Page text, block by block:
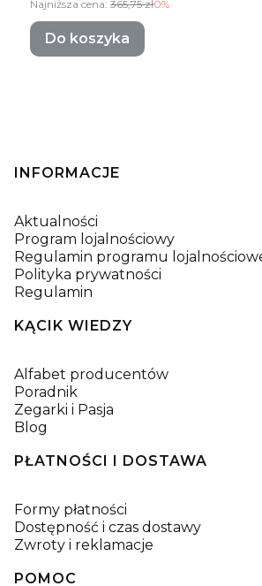
Najniższa cena: 365,75 zł0%
Do koszyka
Linki w stopce
INFORMACJE
Aktualności
Program lojalnościowy
Regulamin programu
Polityka prywatności
Regulamin
KĄCIK WIEDZY
Alfabet producentów
Poradnik
Zegarki i Pasja
Blog
PŁATNOŚCI I DOSTAWA
Formy płatności
Dostępność i czas dostawy
Zwroty i reklamacje
POMOC